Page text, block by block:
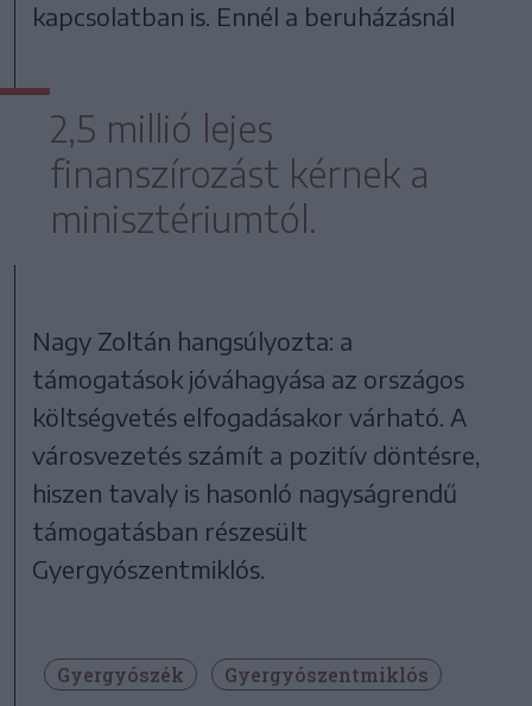
kapcsolatban is. Ennél a beruházásnál
2,5 millió lejes
finanszírozást kérnek a
minisztériumtól.
Nagy Zoltán hangsúlyozta: a
támogatások jóváhagyása az országos
költségvetés elfogadásakor várható. A
városvezetés számít a pozitív döntésre,
hiszen tavaly is hasonló nagyságrendű
támogatásban részesült
Gyergyószentmiklós.
Gyergyószék Gyergyószentmiklós